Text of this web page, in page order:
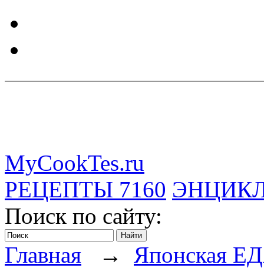
MyCookTes.ru
РЕЦЕПТЫ 7160
Поиск по сайту:
Главная → Японская